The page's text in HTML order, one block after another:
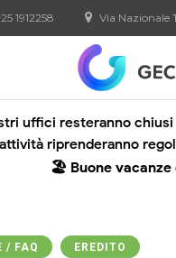
1912258 Via Nazionale
uffici resteranno
riprenderanno
🏖️ Buone vacanze
/ FAQ EREDITO